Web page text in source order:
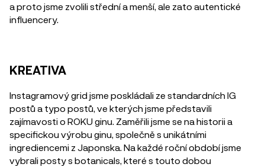
a proto jsme zvolili střední a menší, ale zato autentické
influencery.
KREATIVA
Instagramový grid jsme poskládali ze standardních IG
postů a typo postů, ve kterých jsme představili
zajímavosti o ROKU ginu. Zaměřili jsme se na historii a
specifickou výrobu ginu, společně s unikátními
ingrediencemi z Japonska. Na každé roční období jsme
vybrali posty s botanicals, které s touto dobou